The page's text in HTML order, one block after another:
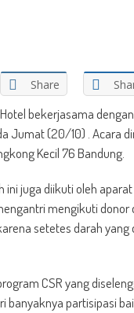
Share
bekerjasama
Jumat (20/10) . Acara
Kecil 76 Bandung.
ini juga diikuti oleh
mengikuti
setetes darah
CSR yang
partisipasi